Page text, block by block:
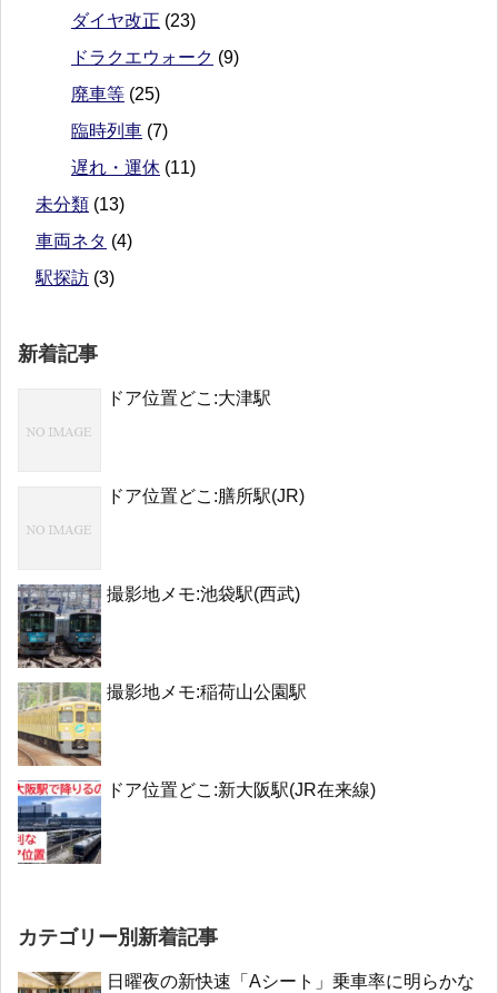
ダイヤ改正 (23)
ドラクエウォーク (9)
廃車等 (25)
臨時列車 (7)
遅れ・運休 (11)
未分類 (13)
車両ネタ (4)
駅探訪 (3)
新着記事
ドア位置どこ:大津駅
ドア位置どこ:膳所駅(JR)
撮影地メモ:池袋駅(西武)
撮影地メモ:稲荷山公園駅
ドア位置どこ:新大阪駅(JR在来線)
カテゴリー別新着記事
日曜夜の新快速「Aシート」乗車率に明らかな